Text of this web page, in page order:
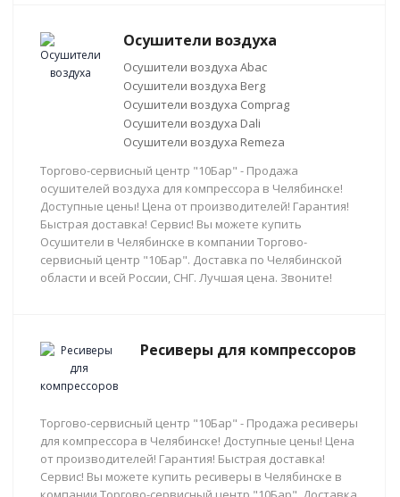
Осушители воздуха
Осушители воздуха Abac
Осушители воздуха Berg
Осушители воздуха Comprag
Осушители воздуха Dali
Осушители воздуха Remeza
Торгово-сервисный центр "10Бар" - Продажа
осушителей воздуха для компрессора в Челябинске!
Доступные цены! Цена от производителей! Гарантия!
Быстрая доставка! Сервис! Вы можете купить
Осушители в Челябинске в компании Торгово-
сервисный центр "10Бар". Доставка по Челябинской
области и всей России, СНГ. Лучшая цена. Звоните!
Ресиверы для компрессоров
Торгово-сервисный центр "10Бар" - Продажа ресиверы
для компрессора в Челябинске! Доступные цены! Цена
от производителей! Гарантия! Быстрая доставка!
Сервис! Вы можете купить ресиверы в Челябинске в